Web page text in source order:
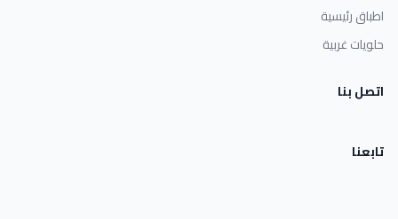
اطباق رئيسية
حلويات غربية
اتصل بنا
تابعنا